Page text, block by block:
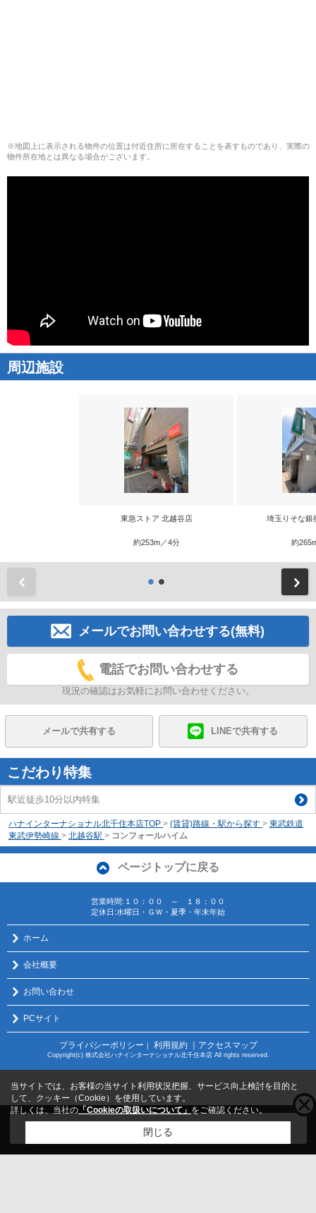
※地図上に表示される物件の位置は付近住所に所在することを表すものであり、実際の
物件所在地とは異なる場合がございます。
周辺施設
東急ストア 北越谷店
約253m／4分
埼玉りそな銀
約
メールでお問い合わせする(無料)
電話でお問い合わせする
現況の確認はお気軽にお問い合わせください。
メールで共有する LINEで共有する
こだわり特集
駅近徒歩10分以内特集
ハナインターナショナル北千住本店TOP > (賃貸)路線・駅から探す > 東武鉄道
東武伊勢崎線 > 北越谷駅 > コンフォールハイム
ページトップに戻る
営業時間:１０：００ ～ １８：００
定休日:水曜日・ＧＷ・夏季・年末年始
ホーム
会社概要
お問い合わせ
PCサイト
プライバシーポリシー 利用規約 ｜アクセスマップ
Copyright(c) 株式会社ハナインターナショナル北千住本店 All rights reserved.
こちらの物件をご覧の方にお勧めな物件
当サイトでは、お客様の当サイト利用状況把握、サービス向上検討を目的と
して、クッキー（Cookie）を使用しています。
詳しくは、当社の 「Cookieの取扱いについて」 をご確認ください。
閉じる